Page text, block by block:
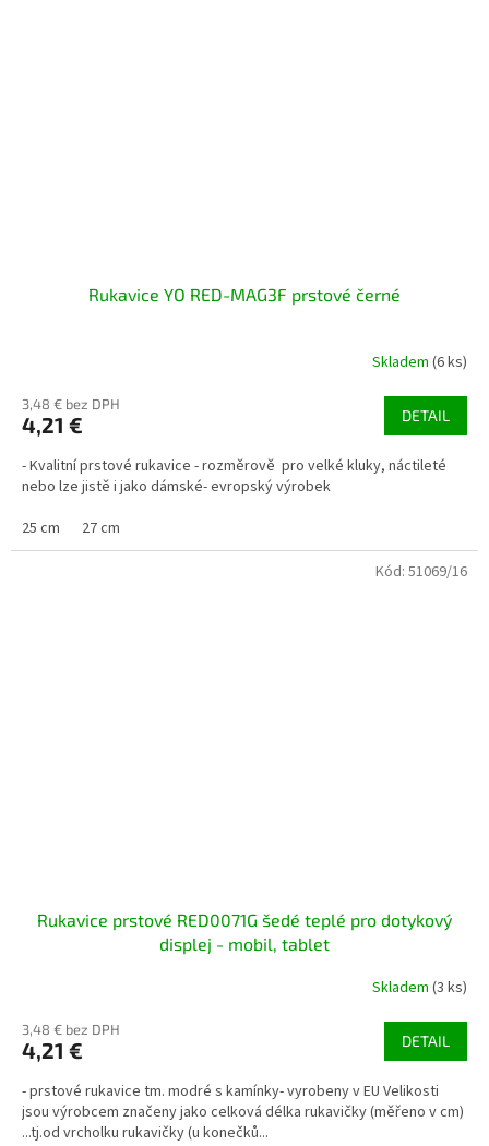
Rukavice YO RED-MAG3F prstové černé
Skladem (6 ks)
3,48 € bez DPH
4,21 € DETAIL
- Kvalitní prstové rukavice - rozměrově pro velké kluky, náctileté
nebo lze jistě i jako dámské- evropský výrobek
25 cm
27 cm
Rukavice prstové RED0071G šedé teplé pro dotykový
displej - mobil, tablet
Skladem (3 ks)
3,48 € bez DPH
4,21 € DETAIL
- prstové rukavice tm. modré s kamínky- vyrobeny v EU Velikosti
jsou výrobcem značeny jako celková délka rukavičky (měřeno v cm)
...tj.od vrcholku rukavičky (u konečků...
Kód: 51069/16